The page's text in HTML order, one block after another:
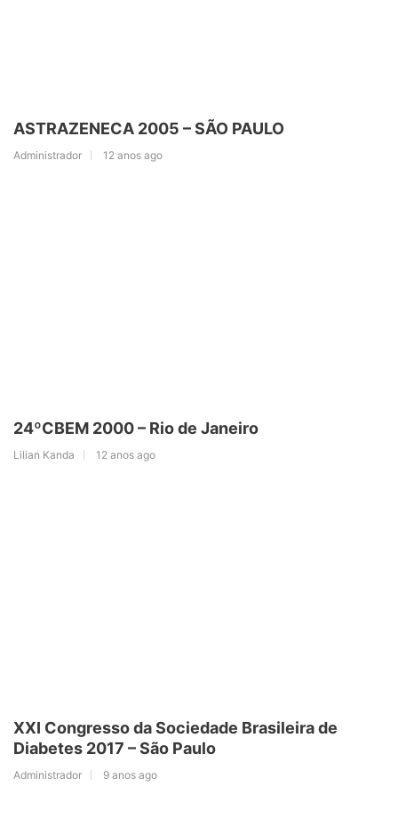
ASTRAZENECA 2005 – SÃO PAULO
Administrador 12 anos ago
24ºCBEM 2000 – Rio de Janeiro
Lilian Kanda 12 anos ago
XXI Congresso da Sociedade Brasileira de
Diabetes 2017 – São Paulo
Administrador 9 anos ago